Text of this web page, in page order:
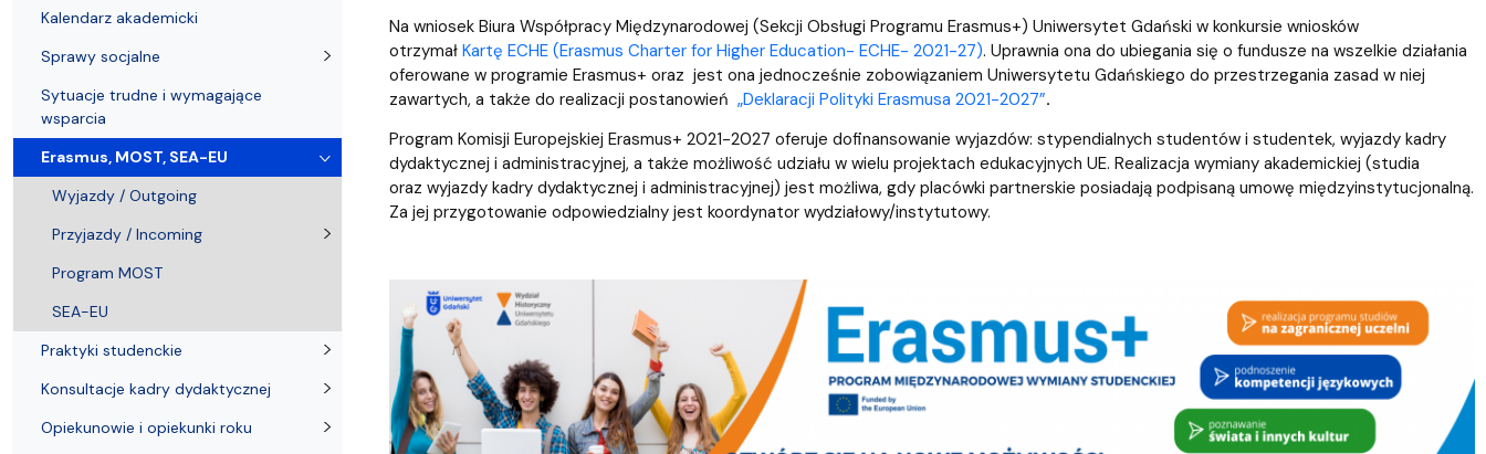
Na wniosek Biura Współpracy Międzynarodowej (Sekcji Obsługi Programu Erasmus+) Uniwersytet Gdański w konkursie wniosków
otrzymał Kartę ECHE (Erasmus Charter for Higher Education- ECHE- 2021-27). Uprawnia ona do ubiegania się o fundusze na wszelkie działania
oferowane w programie Erasmus+ oraz jest ona jednocześnie zobowiązaniem Uniwersytetu Gdańskiego do przestrzegania zasad w niej
zawartych, a także do realizacji postanowień „Deklaracji Polityki Erasmusa 2021-2027”.
Program Komisji Europejskiej Erasmus+ 2021-2027 oferuje dofinansowanie wyjazdów: stypendialnych studentów i studentek, wyjazdy kadry
dydaktycznej i administracyjnej, a także możliwość udziału w wielu projektach edukacyjnych UE. Realizacja wymiany akademickiej (studia
oraz wyjazdy kadry dydaktycznej i administracyjnej) jest możliwa, gdy placówki partnerskie posiadają podpisaną umowę międzyinstytucjonalną.
Za jej przygotowanie odpowiedzialny jest koordynator wydziałowy/instytutowy.
Kalendarz akademicki
Sprawy socjalne
Sytuacje trudne i wymagające
wsparcia
Erasmus, MOST, SEA-EU
Wyjazdy / Outgoing
Przyjazdy / Incoming
Program MOST
SEA-EU
Praktyki studenckie
Konsultacje kadry dydaktycznej
Opiekunowie i opiekunki roku